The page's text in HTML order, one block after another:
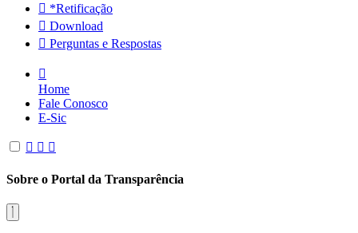
*Retificação
Download
Perguntas e Respostas
Home
Fale Conosco
E-Sic
Sobre o Portal da Transparência